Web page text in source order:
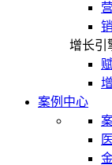
增长引
案例中心